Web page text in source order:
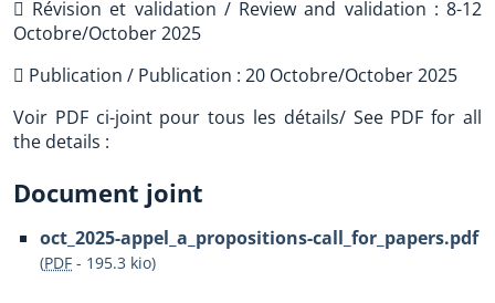
 Révision et validation / Review and validation : 8-12
Octobre/October 2025
 Publication / Publication : 20 Octobre/October 2025
Voir PDF ci-joint pour tous les détails/ See PDF for all
the details :
Document joint
oct_2025-appel_a_propositions-call_for_papers.pdf
(PDF - 195.3 kio)